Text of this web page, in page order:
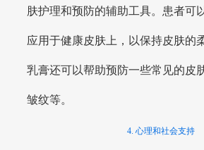
肤护理和预防的辅助工具。患者可
应用于健康皮肤上，以保持皮肤的
乳膏还可以帮助预防一些常见的皮
皱纹等。
4. 心理和社会支持